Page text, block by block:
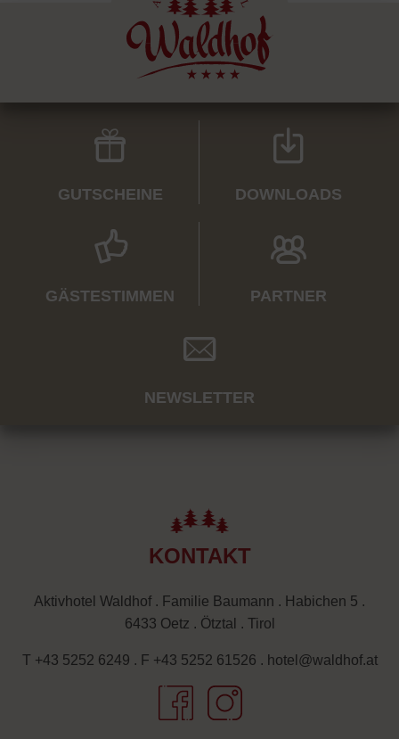
GUTSCHEINE DOWNLOADS
GÄSTESTIMMEN PARTNER
NEWSLETTER
KONTAKT
Aktivhotel Waldhof . Familie Baumann . Habichen 5 .
6433 Oetz . Ötztal . Tirol
T +43 5252 6249 . F +43 5252 61526 . hotel@waldhof.at